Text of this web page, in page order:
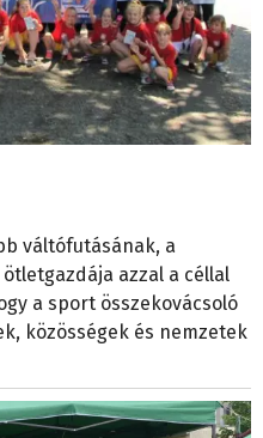
váltófutásának, a
azzal a céllal
a sport összekovácsoló
közösségek és nemzetek